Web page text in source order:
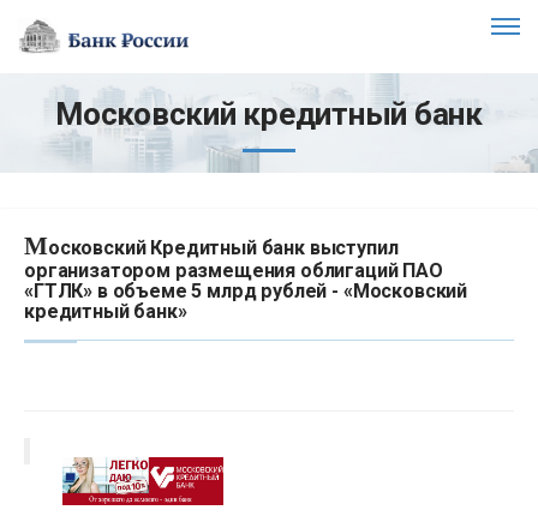
Московский кредитный банк
Московский Кредитный банк выступил
организатором размещения облигаций ПАО
«ГТЛК» в объеме 5 млрд рублей - «Московский
кредитный банк»